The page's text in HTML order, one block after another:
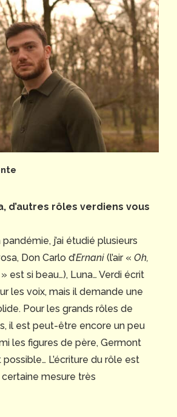
d’autres rôles verdiens vous
j’ai étudié plusieurs
Don Carlo d’Ernani (l’air « Oh,
» est si beau…), Luna… Verdi écrit
les voix, mais il demande une
Pour les grands rôles de
il est peut-être encore un peu
les figures de père, Germont
L’écriture du rôle est
mesure très